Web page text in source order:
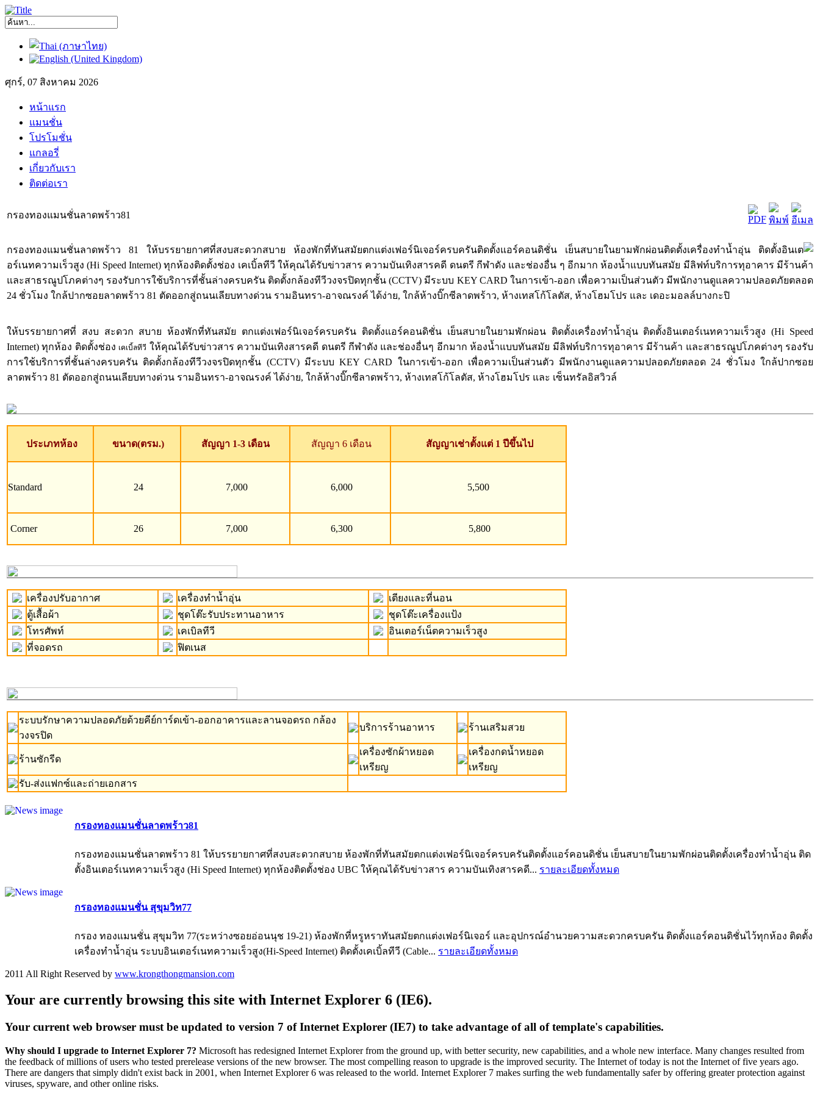
ศุกร์, 07 สิงหาคม 2026
หน้าแรก
แมนชั่น
โปรโมชั่น
แกลอรี่
เกี่ยวกับเรา
ติดต่อเรา
กรองทองแมนชั่นลาดพร้าว81
กรองทองแมนชั่นลาดพร้าว 81 ให้บรรยายกาศที่สงบสะดวกสบาย ห้องพักที่ทันสมัยตกแต่งเฟอร์นิเจอร์ครบครันติดตั้งแอร์คอนดิชั่น เย็นสบายในยามพักผ่อนติดตั้งเครื่องทำน้ำอุ่น ติดตั้งอินเต
อร์เนทความเร็วสูง (Hi Speed Internet) ทุกห้องติดตั้งช่อง เคเบิ้ลทีวี ให้คุณได้รับข่าวสาร ความบันเทิงสารคดี ดนตรี กีฬาดัง และช่องอื่น ๆ อีกมาก ห้องน้ำแบบทันสมัย มีลิฟท์บริการทุอาคาร มีร้านค้า
และสาธรณูปโภคต่างๆ รองรับการใช้บริการที่ชั้นล่างครบครัน ติดตั้งกล้องทีวีวงจรปิดทุกชั้น (CCTV) มีระบบ KEY CARD ในการเข้า-ออก เพื่อความเป็นส่วนตัว มีพนักงานดูแลความปลอดภัยตลอด
24 ชั่วโมง ใกล้ปากซอยลาดพร้าว 81 ตัดออกสู่ถนนเลียบทางด่วน รามอินทรา-อาจณรงค์ ได้ง่าย, ใกล้ห้างบิ๊กซีลาดพร้าว, ห้างเทสโก้โลตัส, ห้างโฮมโปร และ เดอะมอลล์บางกะปิ
ให้บรรยายกาศที่ สงบ สะดวก สบาย ห้องพักที่ทันสมัย ตกแต่งเฟอร์นิเจอร์ครบครัน ติดตั้งแอร์คอนดิชั่น เย็นสบายในยามพักผ่อน ติดตั้งเครื่องทำน้ำอุ่น ติดตั้งอินเตอร์เนทความเร็วสูง (Hi Speed
Internet) ทุกห้อง ติดตั้งช่อง เคเบิ้ลทีวี ให้คุณได้รับข่าวสาร ความบันเทิงสารคดี ดนตรี กีฬาดัง และช่องอื่นๆ อีกมาก ห้องน้ำแบบทันสมัย มีลิฟท์บริการทุอาคาร มีร้านค้า และสาธรณูปโภคต่างๆ รองรับ
การใช้บริการที่ชั้นล่างครบครัน ติดตั้งกล้องทีวีวงจรปิดทุกชั้น (CCTV) มีระบบ KEY CARD ในการเข้า-ออก เพื่อความเป็นส่วนตัว มีพนักงานดูแลความปลอดภัยตลอด 24 ชั่วโมง ใกล้ปากซอย
ลาดพร้าว 81 ตัดออกสู่ถนนเลียบทางด่วน รามอินทรา-อาจณรงค์ ได้ง่าย, ใกล้ห้างบิ๊กซีลาดพร้าว, ห้างเทสโก้โลตัส, ห้างโฮมโปร และ เซ็นทรัลอิสวิวล์
ประเภทห้อง ขนาด(ตรม.) สัญญา 1-3 เดือน สัญญา 6 เดือน สัญญาเช่าตั้งแต่ 1 ปีขึ้นไป
Standard 24 7,000 6,000 5,500
Corner 26 7,000 6,300 5,800
เครื่องปรับอากาศ เครื่องทำน้ำอุ่น
เตียงและที่นอน
ตู้เสื้อผ้า
ชุดโต๊ะรับประทานอาหาร
ชุดโต๊ะเครื่องแป้ง
โทรศัพท์
เคเบิลทีวี
อินเตอร์เน็ตความเร็วสูง
ที่จอดรถ
ฟิตเนส
ระบบรักษาความปลอดภัยด้วยคีย์การ์ดเข้า-ออกอาคารและลานจอดรถ กล้อง
วงจรปิด
บริการร้านอาหาร ร้านเสริมสวย
ร้านซักรีด
เครื่องซักผ้าหยอด
เหรียญ
เครื่องกดน้ำหยอด
เหรียญ
รับ-ส่งแฟกซ์และถ่ายเอกสาร
กรองทองแมนชั่นลาดพร้าว81
กรองทองแมนชั่นลาดพร้าว 81 ให้บรรยายกาศที่สงบสะดวกสบาย ห้องพักที่ทันสมัยตกแต่งเฟอร์นิเจอร์ครบครันติดตั้งแอร์คอนดิชั่น เย็นสบายในยามพักผ่อนติดตั้งเครื่องทำน้ำอุ่น ติด
ตั้งอินเตอร์เนทความเร็วสูง (Hi Speed Internet) ทุกห้องติดตั้งช่อง UBC ให้คุณได้รับข่าวสาร ความบันเทิงสารคดี... รายละเอียดทั้งหมด
กรองทองแมนชั่น สุขุมวิท77
กรอง ทองแมนชั่น สุขุมวิท 77(ระหว่างซอยอ่อนนุช 19-21) ห้องพักที่หรูหราทันสมัยตกแต่งเฟอร์นิเจอร์ และอุปกรณ์อำนวยความสะดวกครบครัน ติดตั้งแอร์คอนดิชั่นไว้ทุกห้อง ติดตั้ง
เครื่องทำน้ำอุ่น ระบบอินเตอร์เนทความเร็วสูง(Hi-Speed Internet) ติดตั้งเคเบิ้ลทีวี (Cable... รายละเอียดทั้งหมด
2011 All Right Reserved by www.krongthongmansion.com
Your are currently browsing this site with Internet Explorer 6 (IE6).
Your current web browser must be updated to version 7 of Internet Explorer (IE7) to take advantage of all of template's capabilities.
Why should I upgrade to Internet Explorer 7? Microsoft has redesigned Internet Explorer from the ground up, with better security, new capabilities, and a whole new interface. Many changes resulted from
the feedback of millions of users who tested prerelease versions of the new browser. The most compelling reason to upgrade is the improved security. The Internet of today is not the Internet of five years ago.
There are dangers that simply didn't exist back in 2001, when Internet Explorer 6 was released to the world. Internet Explorer 7 makes surfing the web fundamentally safer by offering greater protection against
viruses, spyware, and other online risks.